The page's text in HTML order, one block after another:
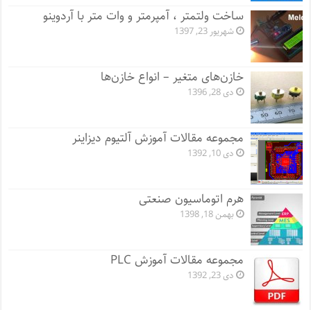
ساخت ولتمتر ، آمپرمتر و وات متر با آردوینو
شهریور 23, 1397
خازن‌های متغیر – انواع خازن‌ها
دی 28, 1396
مجموعه مقالات آموزش آلتیوم دیزاینر
دی 10, 1392
هرم اتوماسیون صنعتی
بهمن 18, 1398
مجموعه مقالات آموزش PLC
دی 23, 1392